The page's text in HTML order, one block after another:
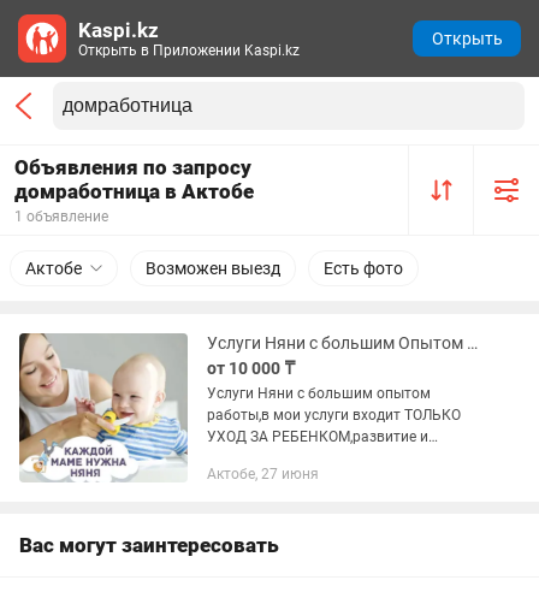
Объявления по запросу
домработница в Актобе
1 объявление
Актобе Возможен выезд Есть фото
Услуги Няни с большим Опытом работы
от 10 000 ₸
Услуги Няни с большим опытом
работы,в мои услуги входит ТОЛЬКО
УХОД ЗА РЕБЕНКОМ,развитие и
домработница не предоставляю,в
Актобе, 27 июня
Вас могут заинтересовать
Kaspi.kz
Открыть в Приложении Kaspi.kz
Открыть